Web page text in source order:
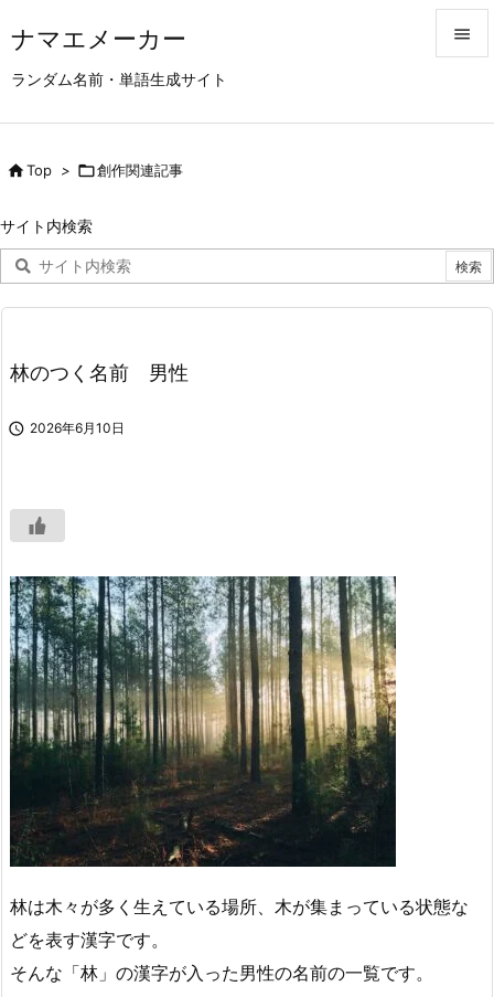
ナマエメーカー
ランダム名前・単語生成サイト


次へ

Top > 創作関連記事
サイト内検索
林のつく名前 男性
 2026年6月10日
林は木々が多く生えている場所、木が集まっている状態な
どを表す漢字です。
そんな「林」の漢字が入った男性の名前の一覧です。